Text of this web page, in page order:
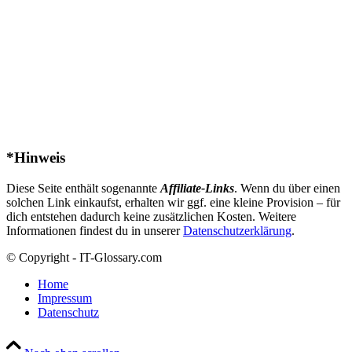
*Hinweis
Diese Seite enthält sogenannte Affiliate-Links. Wenn du über einen
solchen Link einkaufst, erhalten wir ggf. eine kleine Provision – für
dich entstehen dadurch keine zusätzlichen Kosten. Weitere
Informationen findest du in unsererDatenschutzerklärung.
© Copyright - IT-Glossary.com
Home
Impressum
Datenschutz